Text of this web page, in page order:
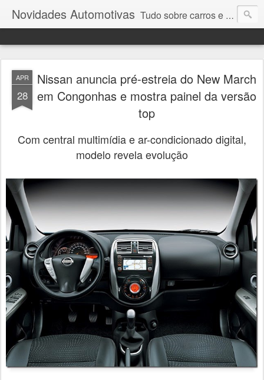
Novidades Automotivas Tudo sobre carros e motores
APR
28
Nissan anuncia pré-estreia do New March
em Congonhas e mostra painel da versão
top
Com central multimídia e ar-condicionado digital,
modelo revela evolução